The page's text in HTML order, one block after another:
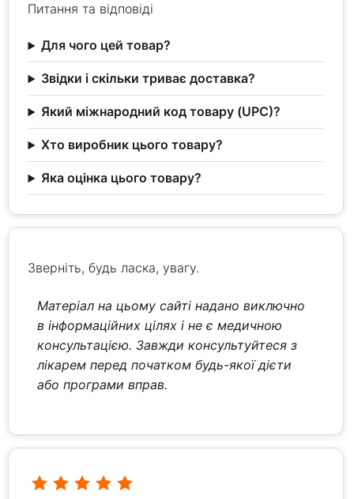
Питання та відповіді
Для чого цей товар?
Звідки і скільки триває доставка?
Який міжнародний код товару (UPC)?
Хто виробник цього товару?
Яка оцінка цього товару?
Зверніть, будь ласка, увагу.
Матеріал на цьому сайті надано виключно
в інформаційних цілях і не є медичною
консультацією. Завжди консультуйтеся з
лікарем перед початком будь-якої дієти
або програми вправ.